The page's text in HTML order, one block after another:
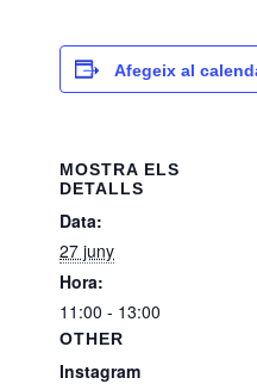
Afegeix al
MOSTRA ELS
DETALLS
Data:
27 juny
Hora:
11:00 - 13:00
OTHER
Instagram